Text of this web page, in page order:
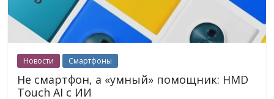
Новости Смартфоны
Не смартфон, а «умный» помощник: HMD
Touch AI с ИИ